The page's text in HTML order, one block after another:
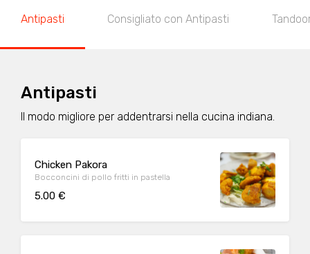
Antipasti Consigliato con Antipasti
Antipasti
Il modo migliore per addentrarsi nella cucina indiana.
Chicken Pakora
Bocconcini di pollo fritti in pastella
5.00 €